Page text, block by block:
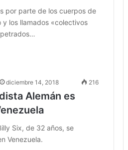
por parte de los cuerpos de
y los llamados «colectivos
diciembre 14, 2018 216
Alemán es
Six, de 32 años, se
Venezuela.